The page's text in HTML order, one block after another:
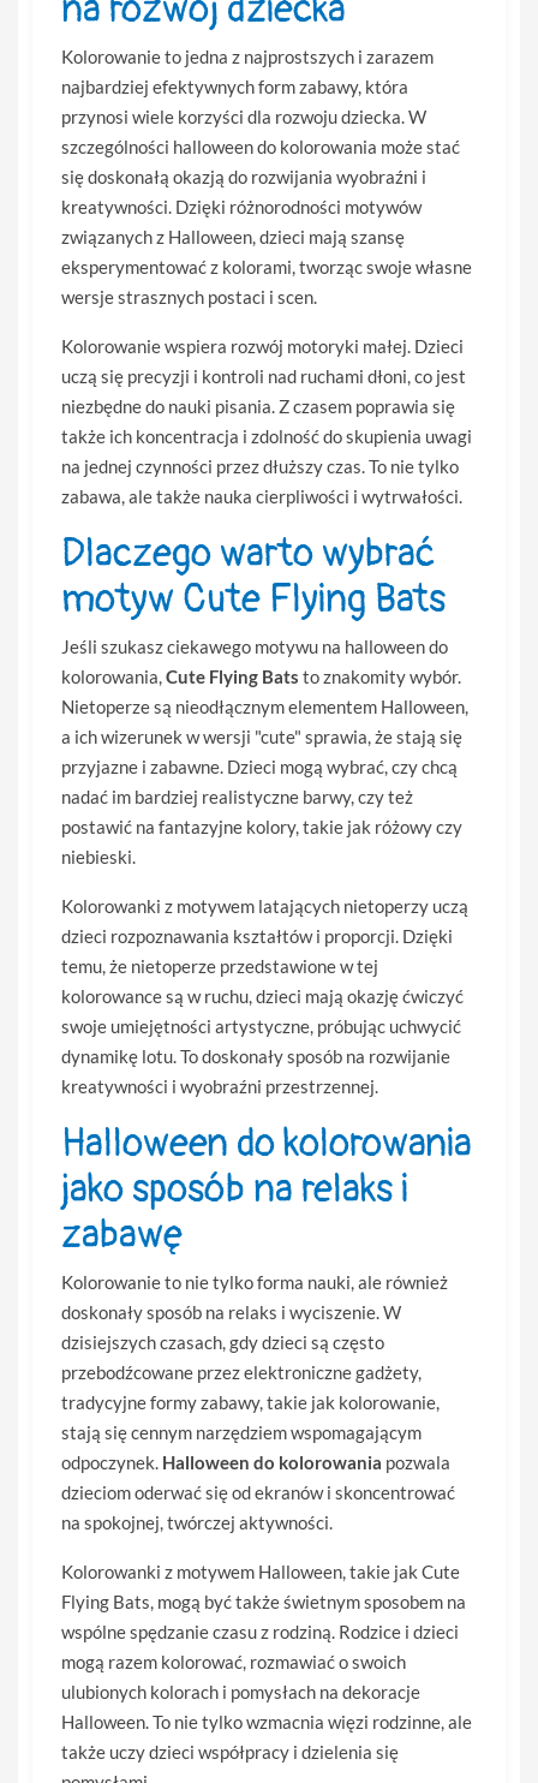
na rozwój dziecka
Kolorowanie to jedna z najprostszych i zarazem
najbardziej efektywnych form zabawy, która
przynosi wiele korzyści dla rozwoju dziecka. W
szczególności halloween do kolorowania może stać
się doskonałą okazją do rozwijania wyobraźni i
kreatywności. Dzięki różnorodności motywów
związanych z Halloween, dzieci mają szansę
eksperymentować z kolorami, tworząc swoje własne
wersje strasznych postaci i scen.
Kolorowanie wspiera rozwój motoryki małej. Dzieci
uczą się precyzji i kontroli nad ruchami dłoni, co jest
niezbędne do nauki pisania. Z czasem poprawia się
także ich koncentracja i zdolność do skupienia uwagi
na jednej czynności przez dłuższy czas. To nie tylko
zabawa, ale także nauka cierpliwości i wytrwałości.
Dlaczego warto wybrać
motyw Cute Flying Bats
Jeśli szukasz ciekawego motywu na halloween do
kolorowania,Cute Flying Bats to znakomity wybór.
Nietoperze są nieodłącznym elementem Halloween,
a ich wizerunek w wersji "cute" sprawia, że stają się
przyjazne i zabawne. Dzieci mogą wybrać, czy chcą
nadać im bardziej realistyczne barwy, czy też
postawić na fantazyjne kolory, takie jak różowy czy
niebieski.
Kolorowanki z motywem latających nietoperzy uczą
dzieci rozpoznawania kształtów i proporcji. Dzięki
temu, że nietoperze przedstawione w tej
kolorowance są w ruchu, dzieci mają okazję ćwiczyć
swoje umiejętności artystyczne, próbując uchwycić
dynamikę lotu. To doskonały sposób na rozwijanie
kreatywności i wyobraźni przestrzennej.
Halloween do kolorowania
jako sposób na relaks i
zabawę
Kolorowanie to nie tylko forma nauki, ale również
doskonały sposób na relaks i wyciszenie. W
dzisiejszych czasach, gdy dzieci są często
przebodźcowane przez elektroniczne gadżety,
tradycyjne formy zabawy, takie jak kolorowanie,
stają się cennym narzędziem wspomagającym
odpoczynek. Halloween do kolorowania pozwala
dzieciom oderwać się od ekranów i skoncentrować
na spokojnej, twórczej aktywności.
Kolorowanki z motywem Halloween, takie jak Cute
Flying Bats, mogą być także świetnym sposobem na
wspólne spędzanie czasu z rodziną. Rodzice i dzieci
mogą razem kolorować, rozmawiać o swoich
ulubionych kolorach i pomysłach na dekoracje
Halloween. To nie tylko wzmacnia więzi rodzinne, ale
także uczy dzieci współpracy i dzielenia się